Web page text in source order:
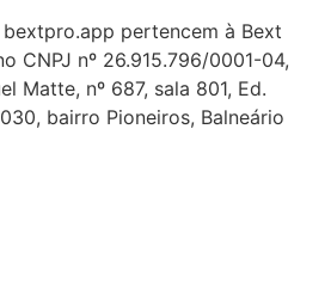
pertencem à Bext
CNPJ nº 26.915.796/0001-04,
Matte, nº 687, sala 801, Ed.
bairro Pioneiros, Balneário